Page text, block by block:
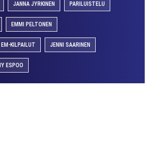
JANNA JYRKINEN PARILUISTELU
EMMI PELTONEN
KILPAILUT JENNI SAARINEN
ESPOO